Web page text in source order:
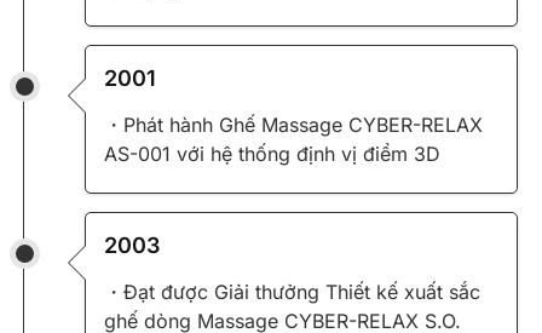
2001
・Phát hành Ghế Massage CYBER-RELAX
AS-001 với hệ thống định vị điểm 3D
2003
・Đạt được Giải thưởng Thiết kế xuất sắc
ghế dòng Massage CYBER-RELAX S.O.